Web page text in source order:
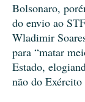
Bolsonaro,
do envio ao
Wladimir
para “matar
Estado,
não do Exército